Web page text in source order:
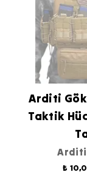
Arditi
Taktik
Arditi
₺